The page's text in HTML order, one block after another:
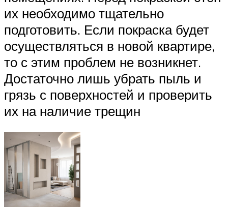
их необходимо тщательно
подготовить. Если покраска будет
осуществляться в новой квартире,
то с этим проблем не возникнет.
Достаточно лишь убрать пыль и
грязь с поверхностей и проверить
их на наличие трещин